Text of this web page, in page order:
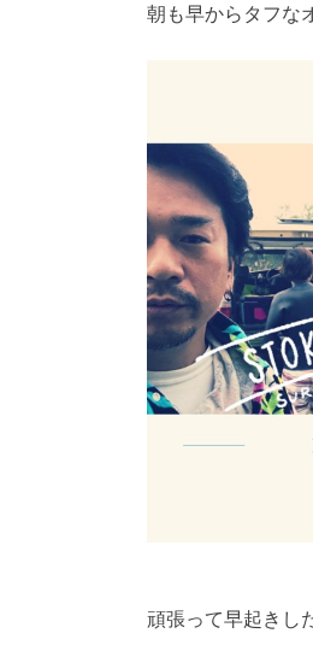
朝も早からタフな
頑張って早起きし